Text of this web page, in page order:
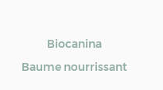
Biocanina
Baume nourrissant